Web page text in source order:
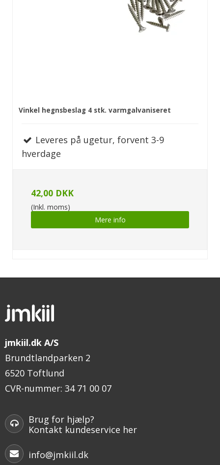
Vinkel hegnsbeslag 4 stk. varmgalvaniseret
Leveres på ugetur, forvent 3-9
hverdage
42,00 DKK
(Inkl. moms)
Mere info
jmkiil.dk A/S
Brundtlandparken 2
6520 Toftlund
CVR-nummer: 34 71 00 07
Brug for hjælp?
Kontakt kundeservice her
info@jmkiil.dk